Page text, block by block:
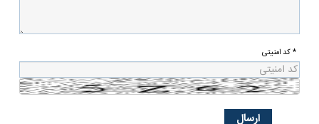
* کد امنیتی